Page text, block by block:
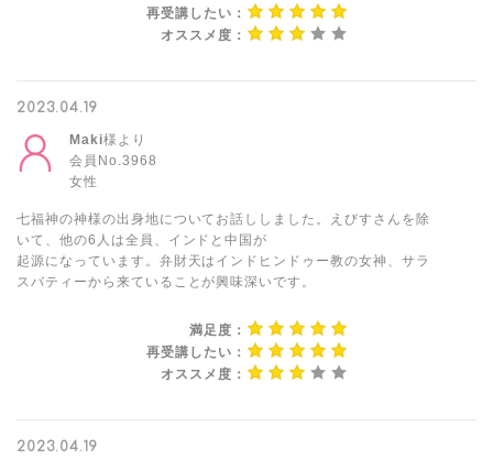
再受講したい：
オススメ度：
2023.04.19
Maki様より
会員No.3968
女性
七福神の神様の出身地についてお話ししました。えびすさんを除
いて、他の6人は全員、インドと中国が
起源になっています。弁財天はインドヒンドゥー教の女神、サラ
スバティーから来ていることが興味深いです。
満足度：
再受講したい：
オススメ度：
2023.04.19